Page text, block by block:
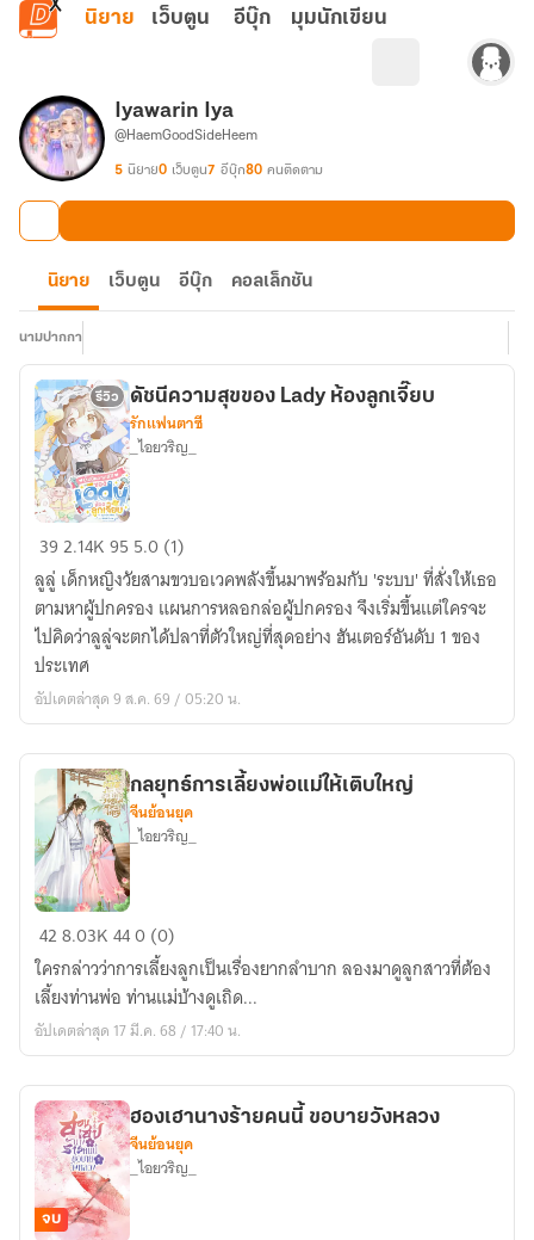
ข้ามไปยังเนื้อหาหลัก
นิยาย เว็บตูน อีบุ๊ก มุมนักเขียน
Iyawarin Iya
@HaemGoodSideHeem
5 นิยาย0 เว็บตูน7 อีบุ๊ก80 คนติดตาม
นิยาย เว็บตูน อีบุ๊ก คอลเล็กชัน
นามปากกา
รีวิว
ดัชนี
ความ
สุข
ของ
Lady
ห้อง
ลูก
ดัชนีความสุขของ Lady ห้องลูกเจี๊ยบ
รักแฟนตาซี
_ไอยวริญ_
392.14K95 5.0 (1)
ลูลู่ เด็กหญิงวัยสามขวบอเวคพลังขึ้นมาพร้อมกับ 'ระบบ' ที่สั่งให้เธอ
ตามหาผู้ปกครอง แผนการหลอกล่อผู้ปกครอง จึงเริ่มขึ้นแต่ใครจะ
ไปคิดว่าลูลู่จะตกได้ปลาที่ตัวใหญ่ที่สุดอย่าง ฮันเตอร์อันดับ 1 ของ
ประเทศ
อัปเดตล่าสุด 9 ส.ค. 69 / 05:20 น.
กลยุทธ์
การ
เลี้ยง
พ่อ
แม่
เติบ
ใหญ่
กลยุทธ์การเลี้ยงพ่อแม่ให้เติบใหญ่
จีนย้อนยุค
_ไอยวริญ_
428.03K440 (0)
ใครกล่าวว่าการเลี้ยงลูกเป็นเรื่องยากลำบาก ลองมาดูลูกสาวที่ต้อง
เลี้ยงท่านพ่อ ท่านแม่บ้างดูเถิด...
อัปเดตล่าสุด 17 มี.ค. 68 / 17:40 น.
จบ
ฮองเฮานางร้ายคนนี้ ขอบายวังหลวง
จีนย้อนยุค
_ไอยวริญ_